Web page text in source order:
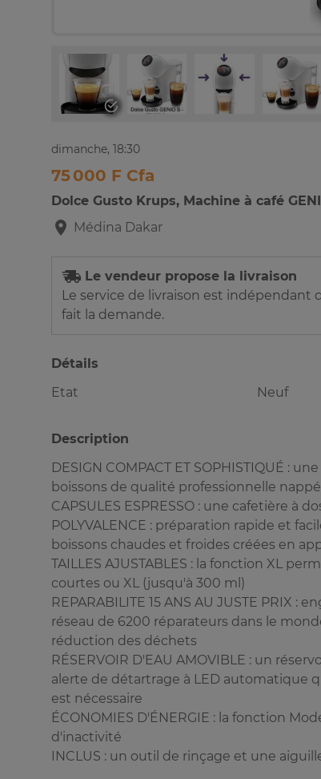
dimanche, 18:30
75 000 F Cfa
Dolce Gusto Krups, Machine à café
Médina Dakar
Le vendeur propose la livraison
Le service de livraison est indépendant
fait la demande.
Détails
Etat
Neuf
Description
DESIGN COMPACT ET SOPHISTIQUÉ :
boissons de qualité professionnelle
CAPSULES ESPRESSO : une cafetière à
POLYVALENCE : préparation rapide et
boissons chaudes et froides créées en
TAILLES AJUSTABLES : la fonction XL
courtes ou XL (jusqu'à 300 ml)
REPARABILITE 15 ANS AU JUSTE PRIX
réseau de 6200 réparateurs dans le
réduction des déchets
RÉSERVOIR D'EAU AMOVIBLE : un
alerte de détartrage à LED automatique
est nécessaire
ÉCONOMIES D'ÉNERGIE : la fonction
d'inactivité
INCLUS : un outil de rinçage et une